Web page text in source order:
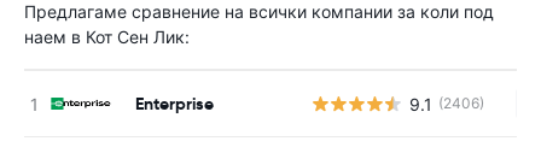
Предлагаме сравнение на всички компании за коли под
наем в Кот Сен Лик:
Enterprise 9.1 (2406)